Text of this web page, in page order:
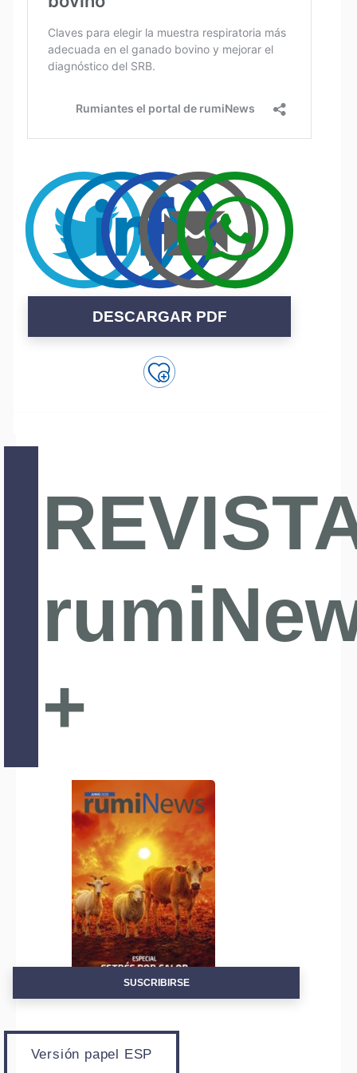
DESCARGAR PDF
+
SUSCRIBIRSE
Versión papel ESP